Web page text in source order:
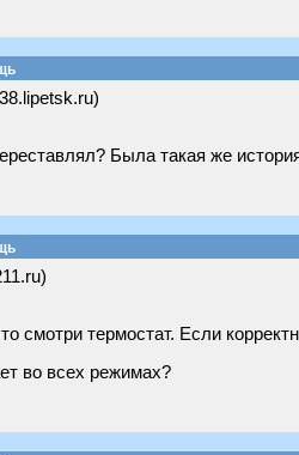
Была такая же
смотри термостат. Если
во всех режимах?